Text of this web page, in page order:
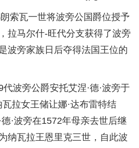
瓦一世将波旁公国爵位授予
拉马尔什-旺代分支获得了波旁
波旁家族日后夺得法国王位的
旁公爵安托艾涅·德·波旁于
拉女王储让娜·达布雷特结
·波旁在1572年母亲去世后继
纳瓦拉王恩里克三世，自此波